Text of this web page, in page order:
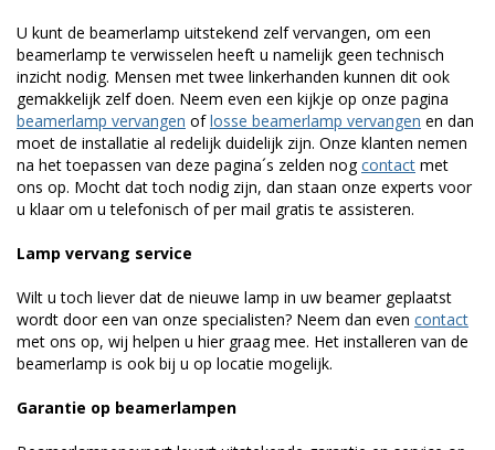
U kunt de beamerlamp uitstekend zelf vervangen, om een
beamerlamp te verwisselen heeft u namelijk geen technisch
inzicht nodig. Mensen met twee linkerhanden kunnen dit ook
gemakkelijk zelf doen. Neem even een kijkje op onze pagina
beamerlamp vervangen oflosse beamerlamp vervangen en dan
moet de installatie al redelijk duidelijk zijn. Onze klanten nemen
na het toepassen van deze pagina´s zelden nogcontact met
ons op. Mocht dat toch nodig zijn, dan staan onze experts voor
u klaar om u telefonisch of per mail gratis te assisteren.
Lamp vervang service
Wilt u toch liever dat de nieuwe lamp in uw beamer geplaatst
wordt door een van onze specialisten? Neem dan even contact
met ons op, wij helpen u hier graag mee. Het installeren van de
beamerlamp is ook bij u op locatie mogelijk.
Garantie op beamerlampen